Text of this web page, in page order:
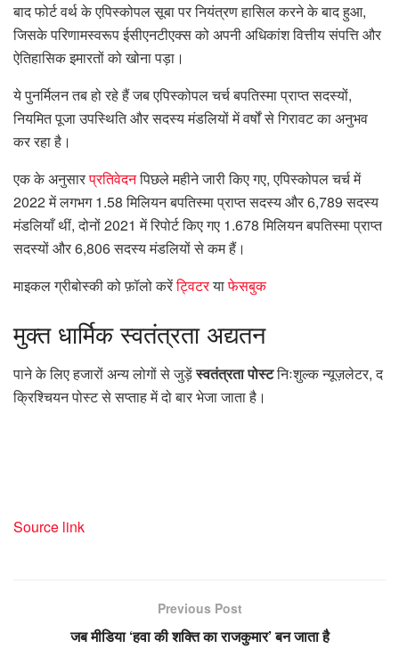
बाद फोर्ट वर्थ के एपिस्कोपल सूबा पर नियंत्रण हासिल करने के बाद हुआ,
जिसके परिणामस्वरूप ईसीएनटीएक्स को अपनी अधिकांश वित्तीय संपत्ति और
ऐतिहासिक इमारतों को खोना पड़ा।
ये पुनर्मिलन तब हो रहे हैं जब एपिस्कोपल चर्च बपतिस्मा प्राप्त सदस्यों,
नियमित पूजा उपस्थिति और सदस्य मंडलियों में वर्षों से गिरावट का अनुभव
कर रहा है।
एक के अनुसारप्रतिवेदनपिछले महीने जारी किए गए, एपिस्कोपल चर्च में
2022 में लगभग 1.58 मिलियन बपतिस्मा प्राप्त सदस्य और 6,789 सदस्य
मंडलियाँ थीं, दोनों 2021 में रिपोर्ट किए गए 1.678 मिलियन बपतिस्मा प्राप्त
सदस्यों और 6,806 सदस्य मंडलियों से कम हैं।
माइकल ग्रीबोस्की को फ़ॉलो करेंट्विटरयाफेसबुक
मुक्तधार्मिक स्वतंत्रता अद्यतन
पाने के लिए हजारों अन्य लोगों से जुड़ेंस्वतंत्रता पोस्टनिःशुल्क न्यूज़लेटर, द
क्रिश्चियन पोस्ट से सप्ताह में दो बार भेजा जाता है।
Source link
Previous Post
जब मीडिया ‘हवा की शक्ति का राजकुमार’ बन जाता है